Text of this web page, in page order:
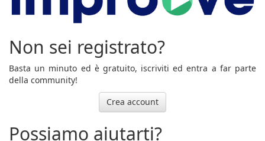
Non sei registrato?
Basta un minuto ed è gratuito, iscriviti ed entra a far parte
della community!
Crea account
Possiamo aiutarti?